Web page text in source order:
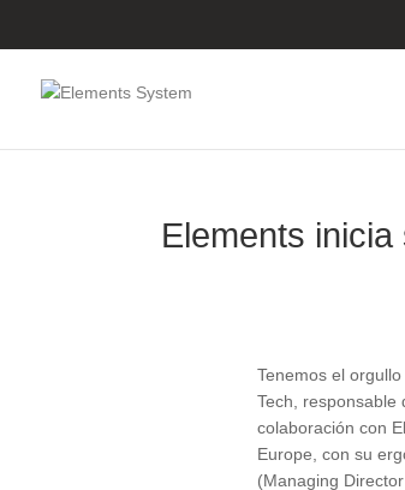
Elements
Tenemos el
Tech, responsable
colaboración con
Europe, con su
(Managing